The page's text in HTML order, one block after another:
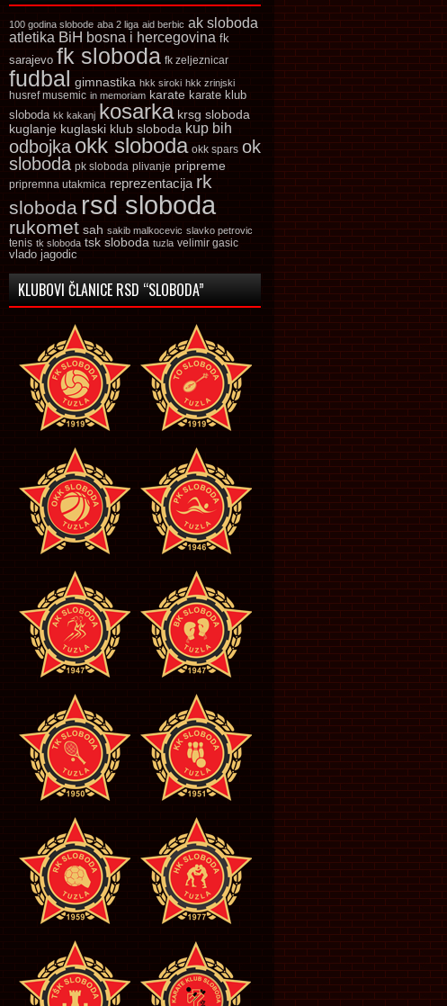
100 godina slobode aba 2 liga aid berbic ak sloboda
atletika BiH bosna i hercegovina fk
sarajevo fk sloboda fk zeljeznicar
fudbal gimnastika hkk siroki hkk zrinjski
husref musemic in memoriam karate karate klub
sloboda kk kakanj kosarka krsg sloboda
kuglanje kuglaski klub sloboda kup bih
odbojka okk sloboda okk spars ok
sloboda pk sloboda plivanje pripreme
pripremna utakmica reprezentacija rk
sloboda rsd sloboda
rukomet sah sakib malkocevic slavko petrovic
tenis tk sloboda tsk sloboda tuzla velimir gasic
vlado jagodic
KLUBOVI ČLANICE RSD “SLOBODA”